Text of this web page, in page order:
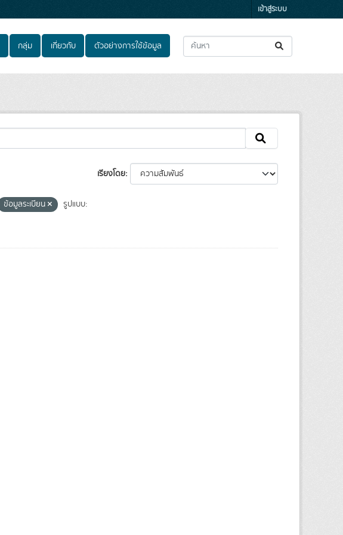
เข้าสู่ระบบ
กลุ่ม เกี่ยวกับ ตัวอย่างการใช้ข้อมูล
เรียงโดย
ข้อมูลระเบียน
รูปแบบ: